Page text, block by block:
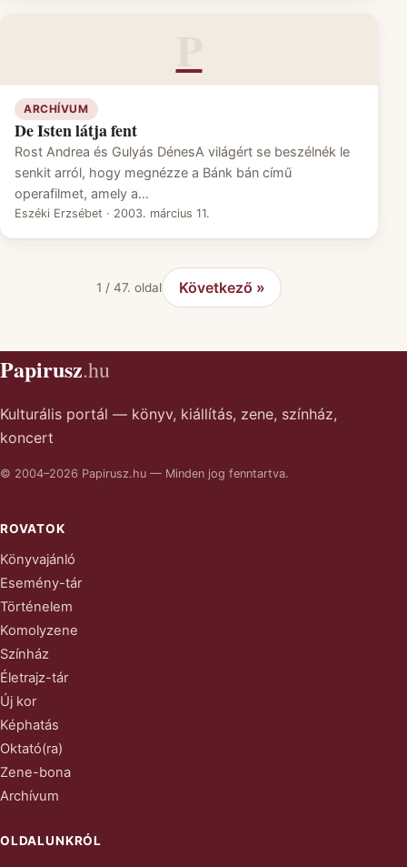
ARCHÍVUM
De Isten látja fent
Rost Andrea és Gulyás DénesA világért se beszélnék le
senkit arról, hogy megnézze a Bánk bán című
operafilmet, amely a…
Eszéki Erzsébet · 2003. március 11.
1 / 47. oldal Következő »
Papirusz.hu
Kulturális portál — könyv, kiállítás, zene, színház,
koncert
© 2004–2026 Papirusz.hu — Minden jog fenntartva.
ROVATOK
Könyvajánló
Esemény-tár
Történelem
Komolyzene
Színház
Életrajz-tár
Új kor
Képhatás
Oktató(ra)
Zene-bona
Archívum
OLDALUNKRÓL